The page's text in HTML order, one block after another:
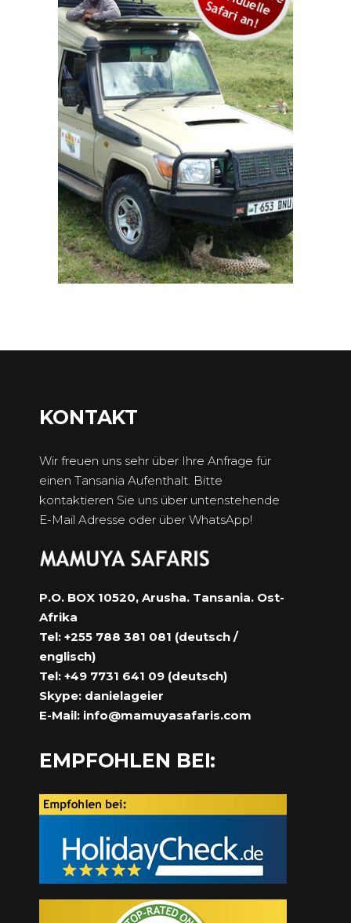
KONTAKT
Wir freuen uns sehr über Ihre Anfrage für
einen Tansania Aufenthalt. Bitte
kontaktieren Sie uns über untenstehende
E-Mail Adresse oder über WhatsApp!
P.O. BOX 10520, Arusha. Tansania. Ost-
Afrika
Tel: +255 788 381 081 (deutsch /
englisch)
Tel: +49 7731 641 09 (deutsch)
Skype: danielageier
E-Mail: info@mamuyasafaris.com
EMPFOHLEN BEI: